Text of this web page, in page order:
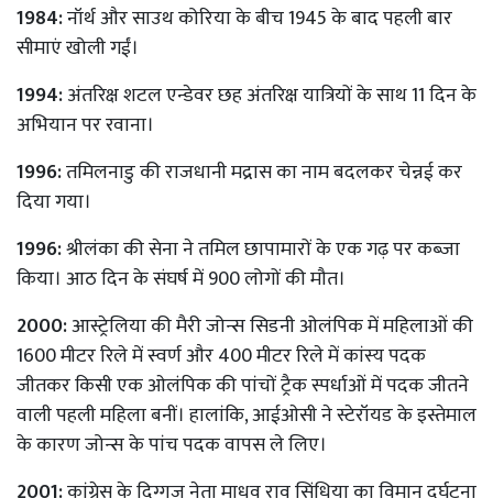
1984:नॉर्थ और साउथ कोरिया के बीच 1945 के बाद पहली बार
सीमाएं खोली गईं।
1994:अंतरिक्ष शटल एन्डेवर छह अंतरिक्ष यात्रियों के साथ 11 दिन के
अभियान पर रवाना।
1996:तमिलनाडु की राजधानी मद्रास का नाम बदलकर चेन्नई कर
दिया गया।
1996:श्रीलंका की सेना ने तमिल छापामारों के एक गढ़ पर कब्जा
किया। आठ दिन के संघर्ष में 900 लोगों की मौत।
2000:आस्ट्रेलिया की मैरी जोन्स सिडनी ओलंपिक में महिलाओं की
1600 मीटर रिले में स्वर्ण और 400 मीटर रिले में कांस्य पदक
जीतकर किसी एक ओलंपिक की पांचों ट्रैक स्पर्धाओं में पदक जीतने
वाली पहली महिला बनीं। हालांकि, आईओसी ने स्टेरॉयड के इस्तेमाल
के कारण जोन्स के पांच पदक वापस ले लिए।